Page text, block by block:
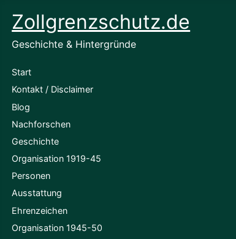
Zollgrenzschutz.de
Geschichte & Hintergründe
Start
Kontakt / Disclaimer
Blog
Nachforschen
Geschichte
Organisation 1919-45
Personen
Ausstattung
Ehrenzeichen
Organisation 1945-50